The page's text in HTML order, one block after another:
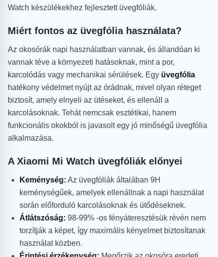
Watch készülékekhez fejlesztett üvegfóliák.
Miért fontos az üvegfólia használata?
Az okosórák napi használatban vannak, és állandóan ki
vannak téve a környezeti hatásoknak, mint a por,
karcolódás vagy mechanikai sérülések. Egy üvegfólia
hatékony védelmet nyújt az órádnak, mivel olyan réteget
biztosít, amely elnyeli az ütéseket, és ellenáll a
karcolásoknak. Tehát nemcsak esztétikai, hanem
funkcionális okokból is javasolt egy jó minőségű üvegfólia
alkalmazása.
A Xiaomi Mi Watch üvegfóliák előnyei
Keménység: Az üvegfóliák általában 9H
keménységűek, amelyek ellenállnak a napi használat
során előforduló karcolásoknak és ütődéseknek.
Átlátszóság: 98-99% -os fényáteresztésük révén nem
torzítják a képet, így maximális kényelmet biztosítanak
használat közben.